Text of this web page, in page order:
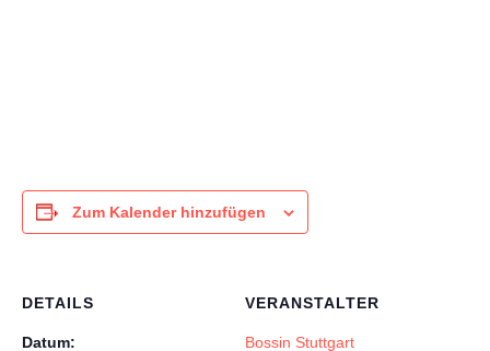
Zum Kalender hinzufügen
DETAILS
Datum:
VERANSTALTER
Bossin Stuttgart